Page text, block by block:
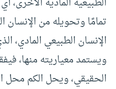
تمامًا وتحويله من
الإنسان الطبيعي المادي،
ويستمد معياريته منها،
الحقيقي، ويحل الكم محل